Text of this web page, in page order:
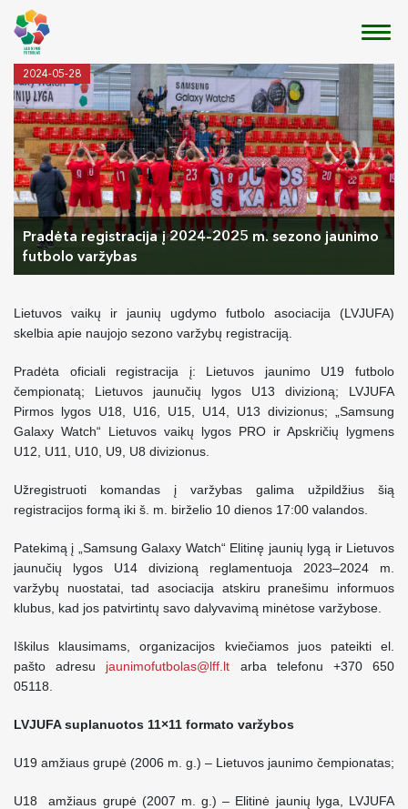
2024-05-28
Pradėta registracija į 2024–2025 m. sezono jaunimo
futbolo varžybas
Lietuvos vaikų ir jaunių ugdymo futbolo asociacija (LVJUFA)
skelbia apie naujojo sezono varžybų registraciją.
Pradėta oficiali registracija į: Lietuvos jaunimo U19 futbolo
čempionatą; Lietuvos jaunučių lygos U13 divizioną; LVJUFA
Pirmos lygos U18, U16, U15, U14, U13 divizionus; „Samsung
Galaxy Watch“ Lietuvos vaikų lygos PRO ir Apskričių lygmens
U12, U11, U10, U9, U8 divizionus.
Užregistruoti komandas į varžybas galima užpildžius šią
registracijos formą iki š. m. birželio 10 dienos 17:00 valandos.
Patekimą į „Samsung Galaxy Watch“ Elitinę jaunių lygą ir Lietuvos
jaunučių lygos U14 divizioną reglamentuoja 2023–2024 m.
varžybų nuostatai, tad asociacija atskiru pranešimu informuos
klubus, kad jos patvirtintų savo dalyvavimą minėtose varžybose.
Iškilus klausimams, organizacijos kviečiamos juos pateikti el.
pašto adresu jaunimofutbolas@lff.lt arba telefonu +370 650
05118.
LVJUFA suplanuotos 11×11 formato varžybos
U19 amžiaus grupė (2006 m. g.) – Lietuvos jaunimo čempionatas;
U18 amžiaus grupė (2007 m. g.) – Elitinė jaunių lyga, LVJUFA